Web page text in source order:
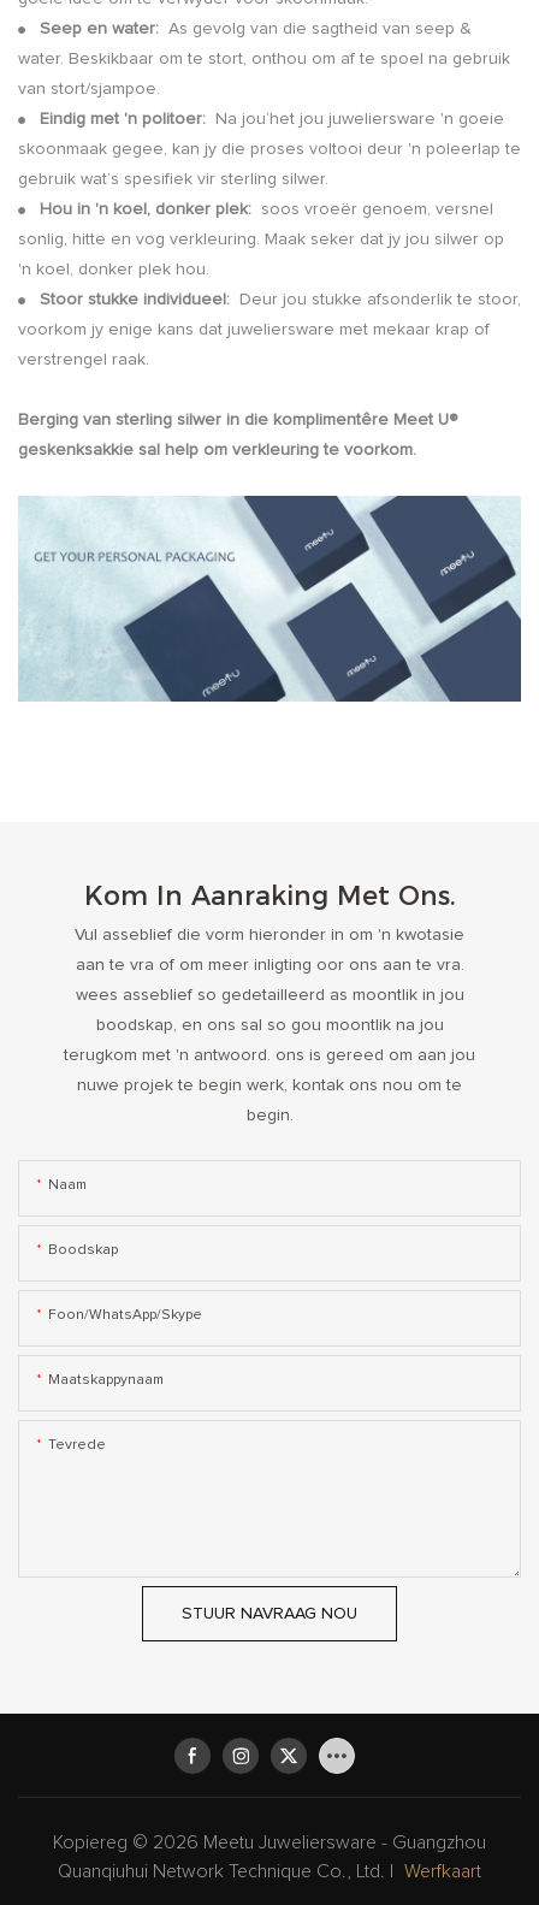
● Seep en water: As gevolg van die sagtheid van seep &
water. Beskikbaar om te stort, onthou om af te spoel na gebruik
van stort/sjampoe.
● Eindig met 'n politoer:
Na jou’het jou juweliersware 'n goeie
skoonmaak gegee, kan jy die proses voltooi deur 'n poleerlap te
gebruik wat’s spesifiek vir sterling silwer.
● Hou in 'n koel, donker plek:
soos vroeër genoem, versnel
sonlig, hitte en vog verkleuring. Maak seker dat jy jou silwer op
'n koel, donker plek hou.
● Stoor stukke individueel:
Deur jou stukke afsonderlik te stoor,
voorkom jy enige kans dat juweliersware met mekaar krap of
verstrengel raak.
Berging van sterling silwer in die komplimentêre Meet U®
geskenksakkie sal help om verkleuring te voorkom.
Kom In Aanraking Met Ons.
Vul asseblief die vorm hieronder in om 'n kwotasie
aan te vra of om meer inligting oor ons aan te vra.
wees asseblief so gedetailleerd as moontlik in jou
boodskap, en ons sal so gou moontlik na jou
terugkom met 'n antwoord. ons is gereed om aan jou
nuwe projek te begin werk, kontak ons ​​nou om te
begin.
Naam
Boodskap
Foon/WhatsApp/Skype
Maatskappynaam
Tevrede
STUUR NAVRAAG NOU
Kopiereg © 2026 Meetu Juweliersware - Guangzhou
Quanqiuhui Network Technique Co., Ltd. |
Werfkaart